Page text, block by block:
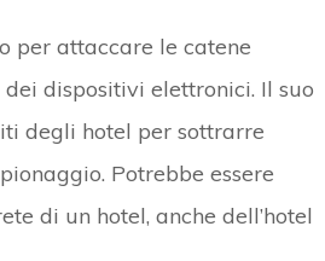
per attaccare le catene
dispositivi elettronici. Il suo
degli hotel per sottrarre
Potrebbe essere
di un hotel, anche dell’hotel